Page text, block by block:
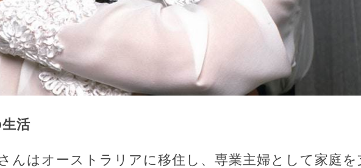
活
んはオーストラリアに移住し、専業主婦として家庭を